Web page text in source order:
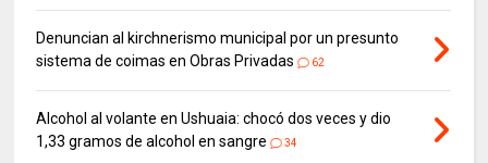
Denuncian al kirchnerismo municipal por un presunto
sistema de coimas en Obras Privadas
62
Alcohol al volante en Ushuaia: chocó dos veces y dio
1,33 gramos de alcohol en sangre
34